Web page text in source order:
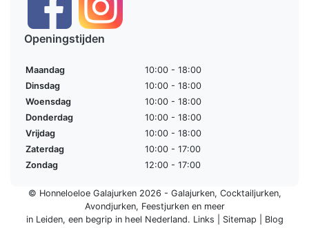
Openingstijden
Maandag
10:00 - 18:00
Dinsdag
10:00 - 18:00
Woensdag
10:00 - 18:00
Donderdag
10:00 - 18:00
Vrijdag
10:00 - 18:00
Zaterdag
10:00 - 17:00
Zondag
12:00 - 17:00
© Honneloeloe Galajurken 2026 - Galajurken, Cocktailjurken,
Avondjurken, Feestjurkenen meer
in Leiden, een begrip in heel Nederland. Links Sitemap Blog